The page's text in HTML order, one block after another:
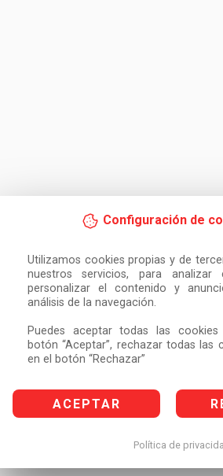
Configuración de
Utilizamos cookies propias y de
nuestros servicios, para
personalizar el contenido y
análisis de la navegación.
Puedes aceptar todas las
botón “Aceptar”, rechazar todas las
en el botón “Rechazar”
ACEPTAR
Política de